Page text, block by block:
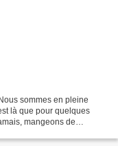
là que pour quelques
mangeons de